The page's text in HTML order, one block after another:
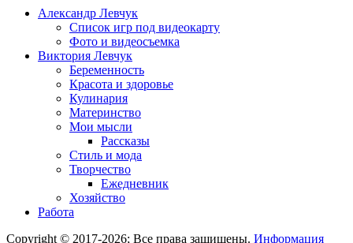
Александр Левчук
Список игр под видеокарту
Фото и видеосъемка
Виктория Левчук
Беременность
Красота и здоровье
Кулинария
Материнство
Мои мысли
Рассказы
Стиль и мода
Творчество
Ежедневник
Хозяйство
Работа
Copyright © 2017-2026; Все права защищены. Информация